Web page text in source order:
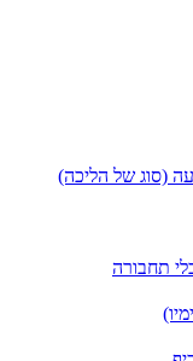
(סוג של הליכה)
תחבורה